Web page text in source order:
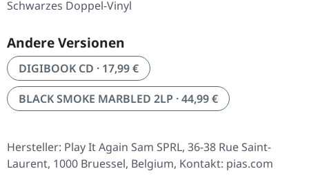
Schwarzes Doppel-Vinyl
Andere Versionen
DIGIBOOK CD · 17,99 €
BLACK SMOKE MARBLED 2LP · 44,99 €
Hersteller: Play It Again Sam SPRL, 36-38 Rue Saint-
Laurent, 1000 Bruessel, Belgium, Kontakt: pias.com